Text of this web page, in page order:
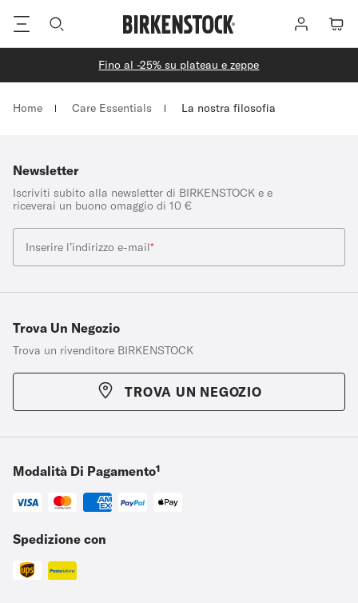
Fino al -25% su plateau e zeppe
Homepage
Home Care Essentials La nostra filosofia
pagina
Newsletter
Iscriviti subito alla newsletter di BIRKENSTOCK e e
riceverai un buono omaggio di 10 €
Inserire l’indirizzo e-mail*
Trova Un Negozio
Trova un rivenditore BIRKENSTOCK
TROVA UN NEGOZIO
Modalità Di Pagamento¹
Spedizione con